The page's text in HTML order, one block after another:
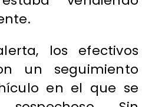
los efectivos
un seguimiento
en el que se